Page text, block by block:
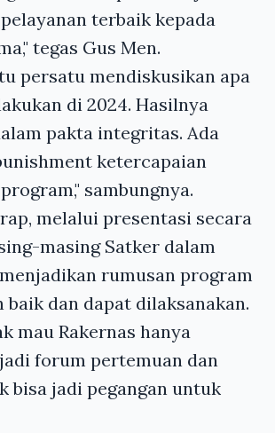
terbaik kepada
tegas Gus Men.
persatu mendiskusikan apa
di 2024. Hasilnya
pakta integritas. Ada
ketercapaian
sambungnya.
melalui presentasi secara
masing Satker dalam
rumusan program
baik dan dapat dilaksanakan.
mau Rakernas hanya
forum pertemuan dan
bisa jadi pegangan untuk